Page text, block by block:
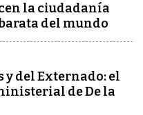
la ciudadanía
del mundo
y del Externado: el
de De la